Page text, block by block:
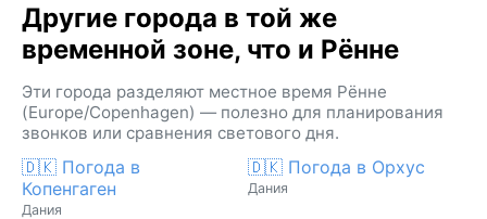
Другие города в той же
временной зоне, что и Рённе
Эти города разделяют местное время Рённе
(Europe/Copenhagen) — полезно для планирования
звонков или сравнения светового дня.
🇩🇰 Погода в
Копенгаген
Дания
🇩🇰 Погода в Орхус
Дания